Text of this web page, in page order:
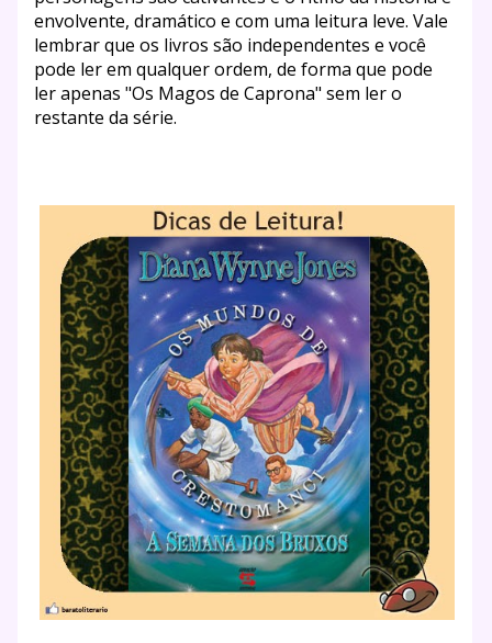
envolvente, dramático e com uma leitura leve. Vale
lembrar que os livros são independentes e você
pode ler em qualquer ordem, de forma que pode
ler apenas "Os Magos de Caprona" sem ler o
restante da série.